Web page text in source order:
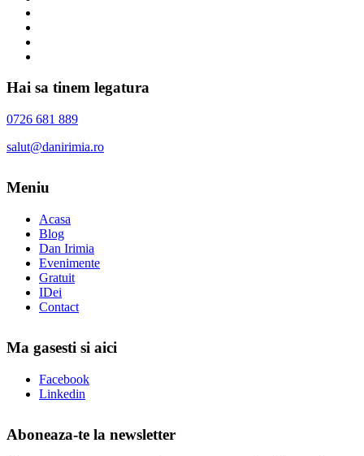
Hai sa tinem legatura
0726 681 889
salut@danirimia.ro
Meniu
Acasa
Blog
Dan Irimia
Evenimente
Gratuit
IDei
Contact
Ma gasesti si aici
Facebook
Linkedin
Aboneaza-te la newsletter